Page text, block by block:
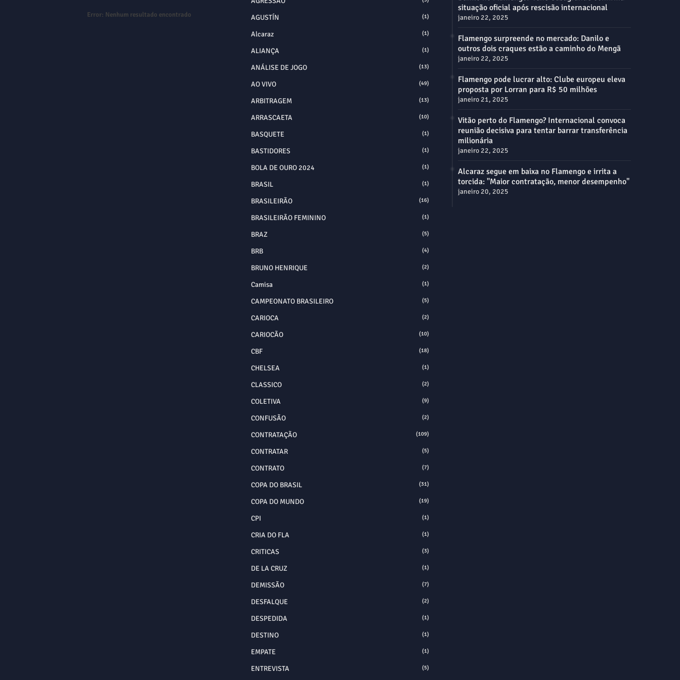
Error: Nenhum resultado encontrado AGUSTÍN (1)
Alcaraz (1)
ALIANÇA (1)
ANÁLISE DE JOGO (13)
AO VIVO (49)
ARBITRAGEM (13)
ARRASCAETA (10)
BASQUETE (1)
BASTIDORES (1)
BOLA DE OURO 2024 (1)
BRASIL (1)
BRASILEIRÃO (16)
BRASILEIRÃO FEMININO (1)
BRAZ (5)
BRB (4)
BRUNO HENRIQUE (2)
Camisa (1)
CAMPEONATO BRASILEIRO (5)
CARIOCA (2)
CARIOCÃO (10)
CBF (18)
CHELSEA (1)
CLASSICO (2)
COLETIVA (9)
CONFUSÃO (2)
CONTRATAÇÃO (109)
CONTRATAR (5)
CONTRATO (7)
COPA DO BRASIL (31)
COPA DO MUNDO (19)
CPI (1)
CRIA DO FLA (1)
CRITICAS (3)
DE LA CRUZ (1)
DEMISSÃO (7)
DESFALQUE (2)
DESPEDIDA (1)
DESTINO (1)
EMPATE (1)
ENTREVISTA (5)
situação oficial após rescisão internacional
janeiro 22, 2025
Flamengo surpreende no mercado: Danilo e
outros dois craques estão a caminho do Mengã
janeiro 22, 2025
Flamengo pode lucrar alto: Clube europeu eleva
proposta por Lorran para R$ 50 milhões
janeiro 21, 2025
Vitão perto do Flamengo? Internacional convoca
reunião decisiva para tentar barrar transferência
milionária
janeiro 22, 2025
Alcaraz segue em baixa no Flamengo e irrita a
torcida: "Maior contratação, menor desempenho"
janeiro 20, 2025